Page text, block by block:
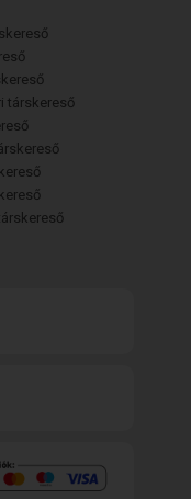
társkereső